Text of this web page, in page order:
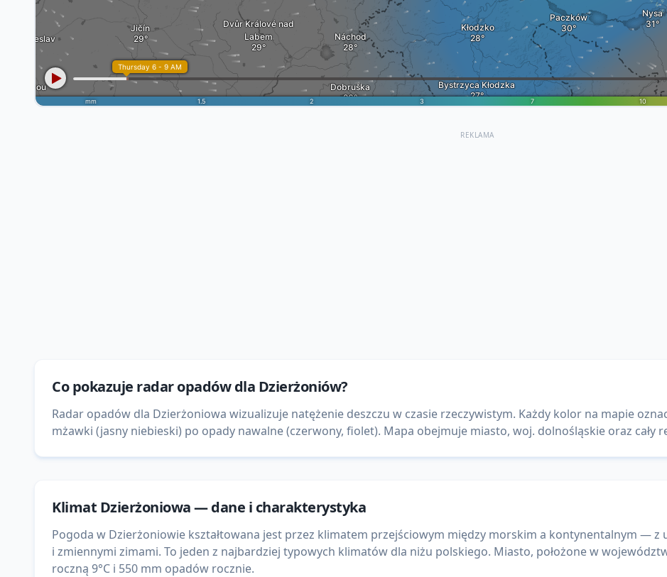
REKLAMA
Co pokazuje radar opadówdla Dzierżoniów?
Radar opadów dla Dzierżoniowa wizualizuje natężenie deszczu w czasie rzeczywistym. Każdy kolor na mapie
mżawki (jasny niebieski) po opady nawalne (czerwony, fiolet). Mapa obejmuje miasto, woj. dolnośląskie oraz cały
Klimat Dzierżoniowa— dane i charakterystyka
Pogoda w Dzierżoniowie kształtowana jest przez klimatem przejściowym między morskim a kontynentalnym — z
i zmiennymi zimami. To jeden z najbardziej typowych klimatów dla niżu polskiego. Miasto, położone w
roczną 9°C i 550 mm opadów rocznie.